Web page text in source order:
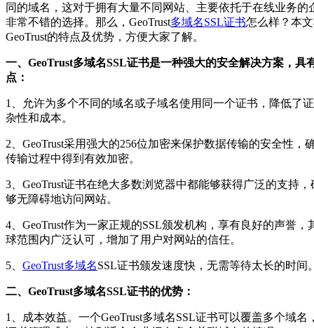
同的域名，这对于拥有大量不同网站、主要依托于在线业务的
非常不错的选择。那么，GeoTrust多域名SSL证书怎么样？本
GeoTrust的特点及优势，方便大家了解。
一、GeoTrust多域名SSL证书是一种强大的安全解决方案，具
点：
1、允许为多个不同的域名或子域名使用同一个证书，降低了
杂性和成本。
2、GeoTrust采用强大的256位加密来保护数据传输的安全性，
传输过程中得到有效加密。
3、GeoTrust证书在绝大多数浏览器中都能够获得广泛的支持
够无障碍地访问网站。
4、GeoTrust作为一家正规的SSL颁发机构，享有良好的声誉，
球范围内广泛认可，增加了用户对网站的信任。
5、 GeoTrust多域名SSL证书颁发速度快，无需等待太长的时间
二、GeoTrust多域名SSL证书的优势：
1、成本效益。一个GeoTrust多域名SSL证书可以覆盖多个域名